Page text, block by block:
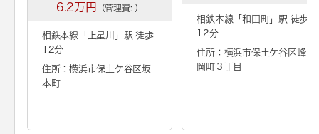
6.2万円 （管理費:-）
相鉄本線「 上星川
」駅 徒歩
12分
住所：横浜市保土ケ谷区坂
本町
相鉄本線「和田町」駅 徒歩
12分
住所：横浜市保土ケ谷区峰
岡町３丁目